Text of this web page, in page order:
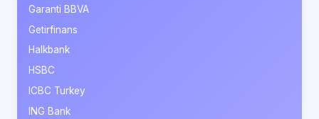
Garanti BBVA
Getirfinans
Halkbank
HSBC
ICBC Turkey
ING Bank